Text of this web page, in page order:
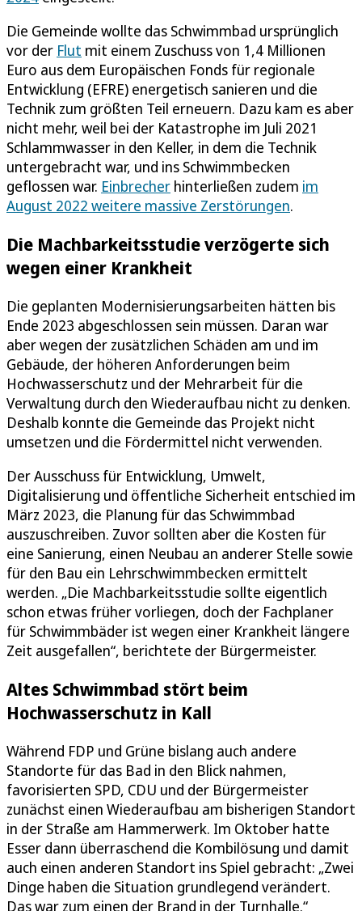
Die Gemeinde wollte das Schwimmbad ursprünglich
vor der Flut mit einem Zuschuss von 1,4 Millionen
Euro aus dem Europäischen Fonds für regionale
Entwicklung (EFRE) energetisch sanieren und die
Technik zum größten Teil erneuern. Dazu kam es aber
nicht mehr, weil bei der Katastrophe im Juli 2021
Schlammwasser in den Keller, in dem die Technik
untergebracht war, und ins Schwimmbecken
geflossen war. Einbrecher hinterließen zudem im
August 2022 weitere massive Zerstörungen.
Die Machbarkeitsstudie verzögerte sich
wegen einer Krankheit
Die geplanten Modernisierungsarbeiten hätten bis
Ende 2023 abgeschlossen sein müssen. Daran war
aber wegen der zusätzlichen Schäden am und im
Gebäude, der höheren Anforderungen beim
Hochwasserschutz und der Mehrarbeit für die
Verwaltung durch den Wiederaufbau nicht zu denken.
Deshalb konnte die Gemeinde das Projekt nicht
umsetzen und die Fördermittel nicht verwenden.
Der Ausschuss für Entwicklung, Umwelt,
Digitalisierung und öffentliche Sicherheit entschied im
März 2023, die Planung für das Schwimmbad
auszuschreiben. Zuvor sollten aber die Kosten für
eine Sanierung, einen Neubau an anderer Stelle sowie
für den Bau ein Lehrschwimmbecken ermittelt
werden. „Die Machbarkeitsstudie sollte eigentlich
schon etwas früher vorliegen, doch der Fachplaner
für Schwimmbäder ist wegen einer Krankheit längere
Zeit ausgefallen“, berichtete der Bürgermeister.
Altes Schwimmbad stört beim
Hochwasserschutz in Kall
Während FDP und Grüne bislang auch andere
Standorte für das Bad in den Blick nahmen,
favorisierten SPD, CDU und der Bürgermeister
zunächst einen Wiederaufbau am bisherigen Standort
in der Straße am Hammerwerk. Im Oktober hatte
Esser dann überraschend die Kombilösung und damit
auch einen anderen Standort ins Spiel gebracht: „Zwei
Dinge haben die Situation grundlegend verändert.
Das war zum einen der Brand in der Turnhalle.“